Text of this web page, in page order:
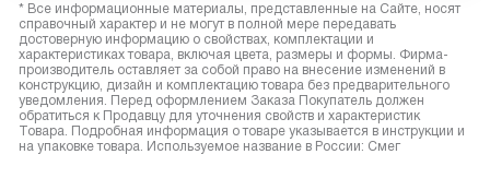
* Все информационные материалы, представленные на Сайте, носят
справочный характер и не могут в полной мере передавать
достоверную информацию о свойствах, комплектации и
характеристиках товара, включая цвета, размеры и формы. Фирма-
производитель оставляет за собой право на внесение изменений в
конструкцию, дизайн и комплектацию товара без предварительного
уведомления. Перед оформлением Заказа Покупатель должен
обратиться к Продавцу для уточнения свойств и характеристик
Товара. Подробная информация о товаре указывается в инструкции и
на упаковке товара. Используемое название в России: Смег